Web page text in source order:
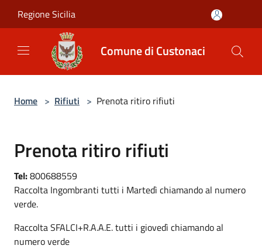
Regione Sicilia
Comune di Custonaci
Home > Rifiuti > Prenota ritiro rifiuti
Prenota ritiro rifiuti
Tel:800688559
Raccolta Ingombranti tutti i Martedì chiamando al numero
verde.
Raccolta SFALCI+R.A.A.E. tutti i giovedì chiamando al
numero verde